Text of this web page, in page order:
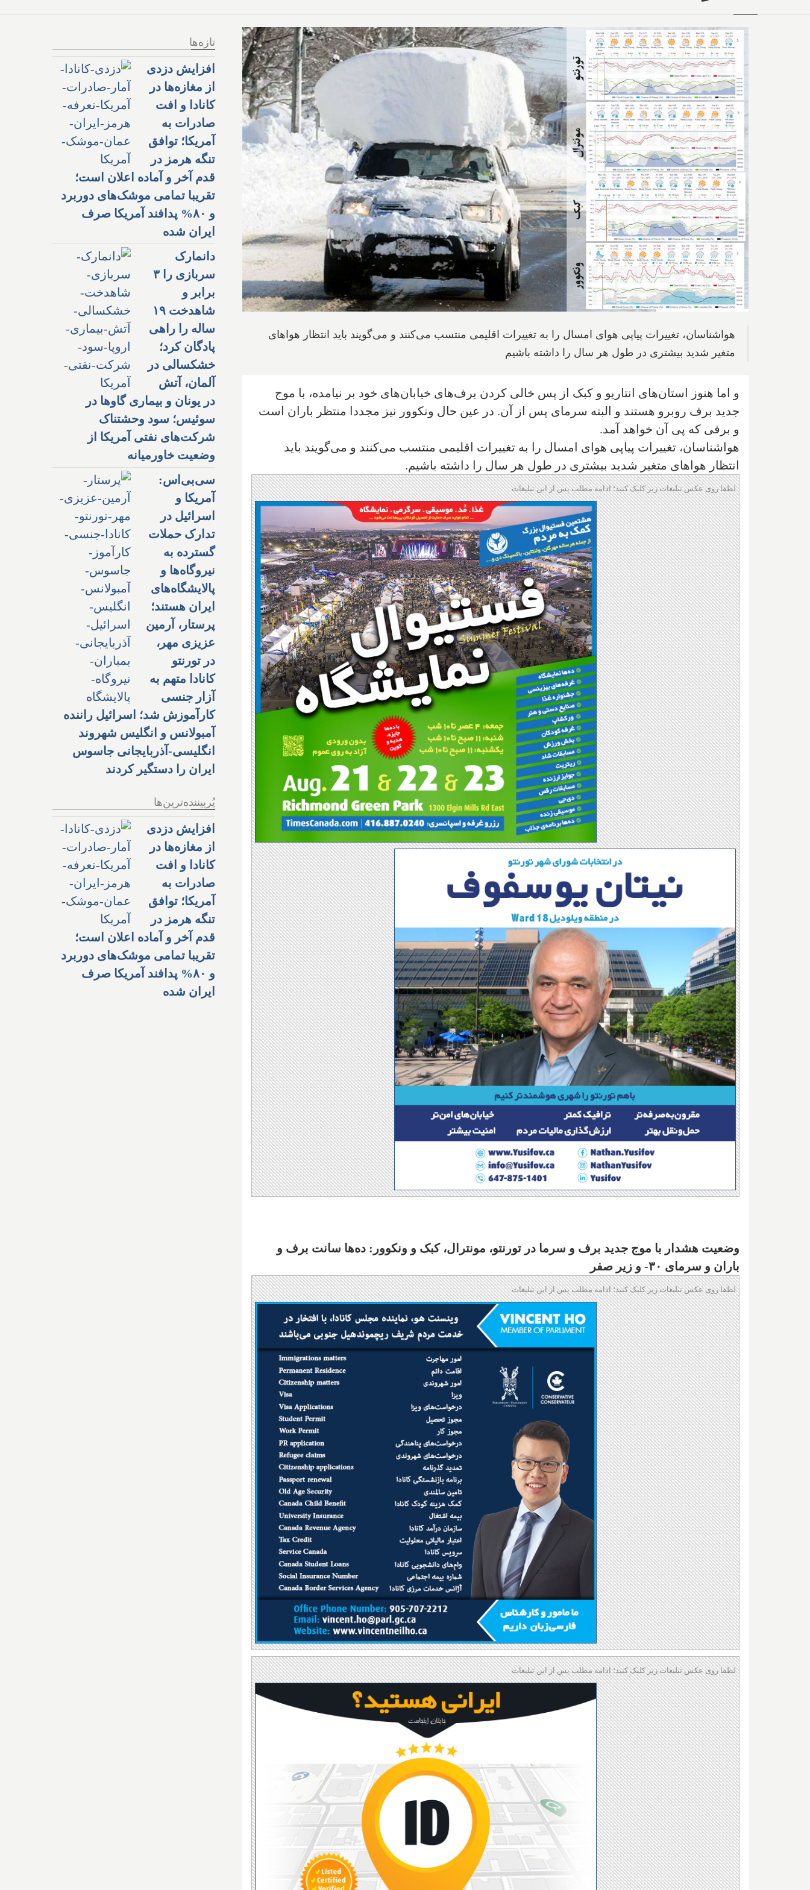
هواشناسان، تغییرات پیاپی هوای امسال را به تغییرات اقلیمی منتسب می‌کنند و می‌گویند باید انتظار هواهای
متغیر شدید بیشتری در طول هر سال را داشته باشیم
و اما هنوز استان‌های انتاریو و کبک از پس خالی کردن برف‌های خیابان‌های خود بر نیامده، با موج
جدید برف روبرو هستند و البته سرمای پس از آن. در عین حال ونکوور نیز مجددا منتظر باران است
و برفی که پی آن خواهد آمد.
هواشناسان، تغییرات پیاپی هوای امسال را به تغییرات اقلیمی منتسب می‌کنند و می‌گویند باید
انتظار هواهای متغیر شدید بیشتری در طول هر سال را داشته باشیم.
لطفا روی عکس تبلیغات زیر کلیک کنید؛ ادامه مطلب پس از این تبلیغات
وضعیت هشدار با موج جدید برف و سرما در تورنتو، مونترال، کبک و ونکوور: ده‌ها سانت برف و
باران و سرمای ۳۰- و زیر صفر
لطفا روی عکس تبلیغات زیر کلیک کنید؛ ادامه مطلب پس از این تبلیغات
لطفا روی عکس تبلیغات زیر کلیک کنید؛ ادامه مطلب پس از این تبلیغات
تازه‌ها
افزایش دزدی
از مغازه‌ها در
کانادا و افت
صادرات به
آمریکا؛ توافق
تنگه هرمز در
قدم آخر و آماده اعلان است؛
تقریبا تمامی موشک‌های دوربرد
و ۸۰% پدافند آمریکا صرف
ایران شده
دانمارک
سربازی را ۳
برابر و
شاهدخت ۱۹
ساله را راهی
پادگان کرد؛
خشکسالی در
آلمان، آتش
در یونان و بیماری گاوها در
سوئیس؛ سود وحشتناک
شرکت‌های نفتی آمریکا از
وضعیت خاورمیانه
سی‌بی‌اس:
آمریکا و
اسرائیل در
تدارک حملات
گسترده به
نیروگاه‌ها و
پالایشگاه‌های
ایران هستند؛
پرستار، آرمین
عزیزی مهر،
در تورنتو
کانادا متهم به
آزار جنسی
کارآموزش شد؛ اسرائیل راننده
آمبولانس و انگلیس شهروند
انگلیسی-آذربایجانی جاسوس
ایران را دستگیر کردند
پُربیننده‌ترین‌ها
افزایش دزدی
از مغازه‌ها در
کانادا و افت
صادرات به
آمریکا؛ توافق
تنگه هرمز در
قدم آخر و آماده اعلان است؛
تقریبا تمامی موشک‌های دوربرد
و ۸۰% پدافند آمریکا صرف
ایران شده